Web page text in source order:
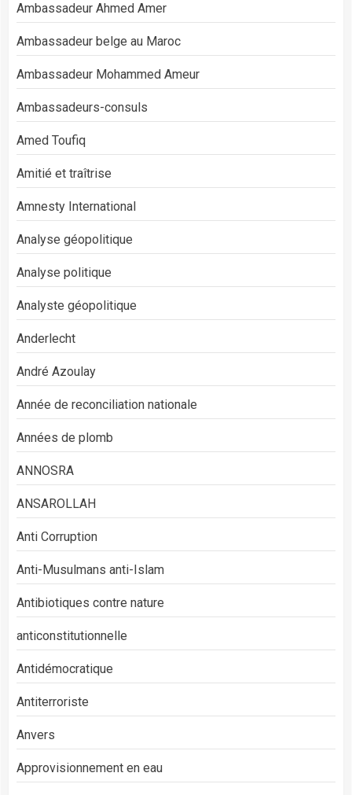
Ambassadeur Ahmed Amer
Ambassadeur belge au Maroc
Ambassadeur Mohammed Ameur
Ambassadeurs-consuls
Amed Toufiq
Amitié et traîtrise
Amnesty International
Analyse géopolitique
Analyse politique
Analyste géopolitique
Anderlecht
André Azoulay
Année de reconciliation nationale
Années de plomb
ANNOSRA
ANSAROLLAH
Anti Corruption
Anti-Musulmans anti-Islam
Antibiotiques contre nature
anticonstitutionnelle
Antidémocratique
Antiterroriste
Anvers
Approvisionnement en eau